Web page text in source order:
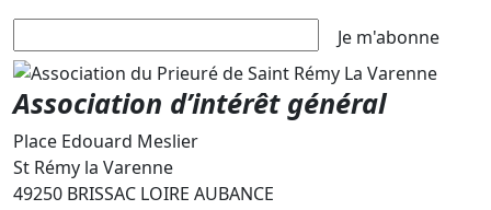
Je m'abonne
Association d’intérêt général
Place Edouard Meslier
St Rémy la Varenne
49250 BRISSAC LOIRE AUBANCE